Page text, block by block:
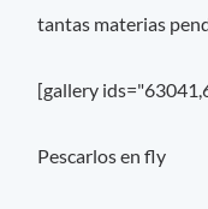
tantas materias
[gallery
Pescarlos en fly